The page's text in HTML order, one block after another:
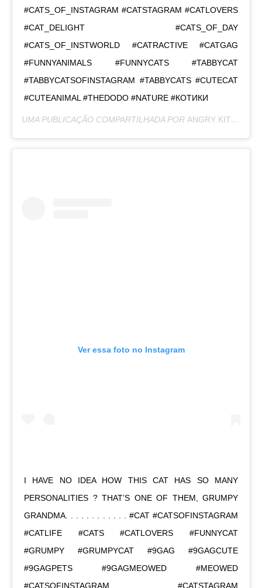
#CATS_OF_INSTAGRAM #CATSTAGRAM #CATLOVERS
#CAT_DELIGHT #CATS_OF_DAY
#CATS_OF_INSTWORLD #CATRACTIVE #CATGAG
#FUNNYANIMALS #FUNNYCATS #TABBYCAT
#TABBYCATSOFINSTAGRAM #TABBYCATS #CUTECAT
#CUTEANIMAL #THEDODO #NATURE #КОТИКИ
UMA PUBLICAÇÃO COMPARTILHADA POR ANGRY KITZIA
Ver essa foto no Instagram
I HAVE NO IDEA HOW THIS CAT HAS SO MANY
PERSONALITIES ? THAT’S ONE OF THEM, GRUMPY
GRANDMA. . . . . . . . . . . . #CAT #CATSOFINSTAGRAM
#CATLIFE #CATS #CATLOVERS #FUNNYCAT
#GRUMPY #GRUMPYCAT #9GAG #9GAGCUTE
#9GAGPETS #9GAGMEOWED #MEOWED
#CATSOFINSTAGRAM #CATSTAGRAM